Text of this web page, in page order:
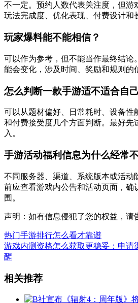
不一定。预约人数代表关注度，但游
玩法完成度、优化表现、付费设计和
玩家爆料能不能相信？
可以作为参考，但不能当作最终结论
能会变化，涉及时间、奖励和规则的
怎么判断一款手游适不适合自
可以从题材偏好、日常耗时、设备性
和付费接受度几个方面判断。最好先
入。
手游活动福利信息为什么经常
不同服务器、渠道、系统版本或活动
前应查看游戏内公告和活动页面，确
围。
声明：如有信息侵犯了您的权益，请
热门手游排行怎么看才靠谱
游戏内测资格怎么获取更稳妥：申请
醒
相关推荐